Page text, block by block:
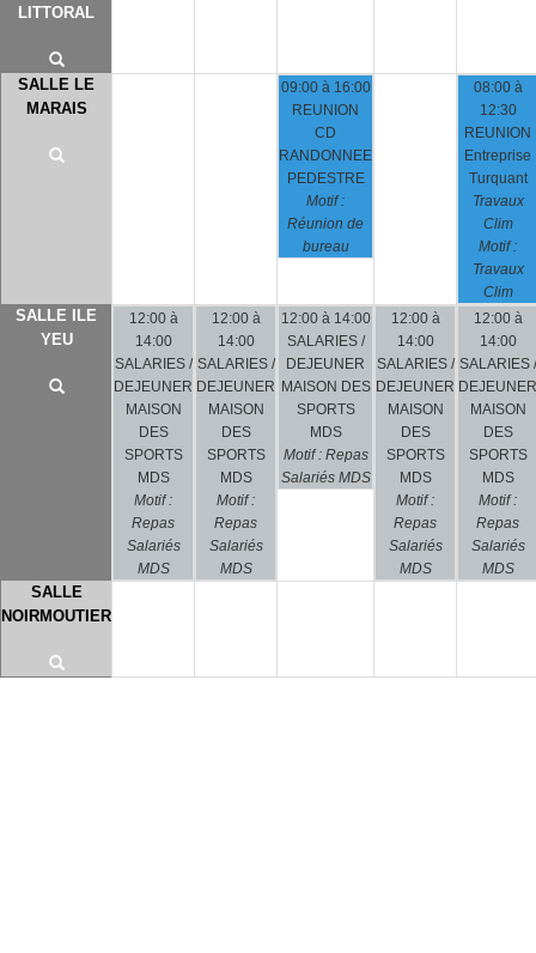
LITTORAL
SALLE LE
MARAIS
09:00 à 16:00
REUNION
CD
RANDONNEE
PEDESTRE
Motif :
Réunion de
bureau
08:00 à
12:30
REUNION
Entreprise
Turquant
Travaux
Clim
Motif :
Travaux
Clim
SALLE ILE
YEU
12:00 à
14:00
SALARIES /
DEJEUNER
MAISON
DES
SPORTS
MDS
Motif :
Repas
Salariés
MDS
12:00 à
14:00
SALARIES /
DEJEUNER
MAISON
DES
SPORTS
MDS
Motif :
Repas
Salariés
MDS
12:00 à 14:00
SALARIES /
DEJEUNER
MAISON DES
SPORTS
MDS
Motif : Repas
Salariés MDS
12:00 à
14:00
SALARIES /
DEJEUNER
MAISON
DES
SPORTS
MDS
Motif :
Repas
Salariés
MDS
12:00 à
14:00
SALARIES /
DEJEUNER
MAISON
DES
SPORTS
MDS
Motif :
Repas
Salariés
MDS
SALLE
NOIRMOUTIER